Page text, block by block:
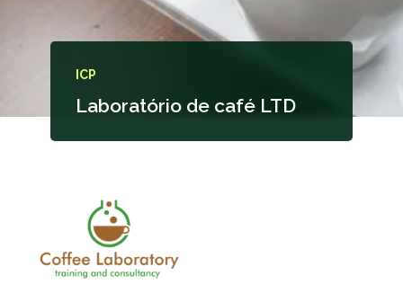
ICP
Laboratório de café LTD